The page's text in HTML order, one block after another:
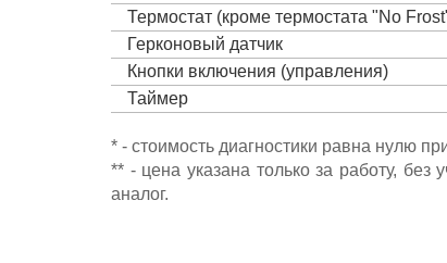
Термостат (кроме термостата "No
Герконовый датчик
Кнопки включения (управления)
Таймер
* - стоимость диагностики равна нулю
** - цена указана только за работу,
аналог.